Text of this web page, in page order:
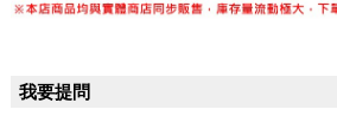
我要提問